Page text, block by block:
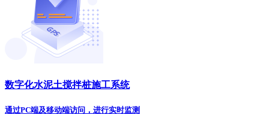
数字化水泥土搅拌桩施工系统
通过PC端及移动端访问，进行实时监测